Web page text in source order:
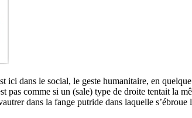
ici dans le social, le geste humanitaire, en
pas comme si un (sale) type de droite tentait la
dans la fange putride dans laquelle